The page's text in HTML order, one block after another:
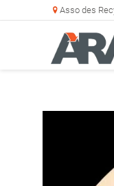
Asso des